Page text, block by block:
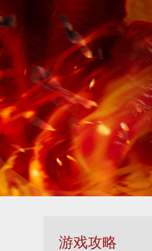
游戏攻略